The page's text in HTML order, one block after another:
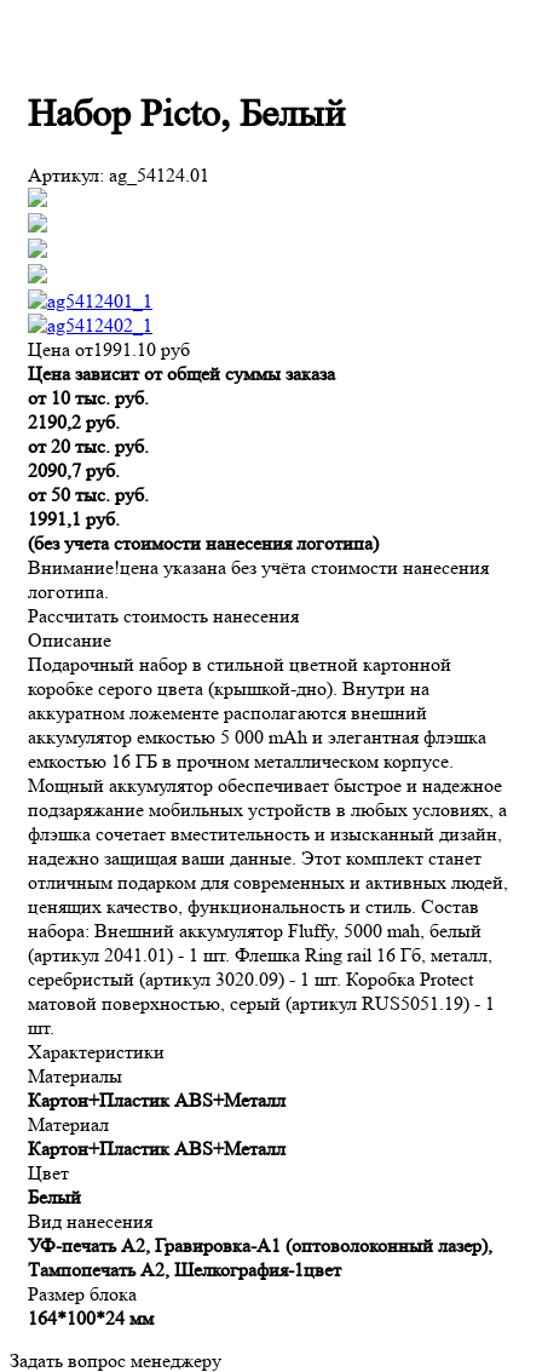
Набор Picto, Белый
Артикул: ag_54124.01
Цена от1991.10 руб
Цена зависит от общей суммы заказа
от 10 тыс. руб.
2190,2 руб.
от 20 тыс. руб.
2090,7 руб.
от 50 тыс. руб.
1991,1 руб.
(без учета стоимости нанесения логотипа)
Внимание!цена указана без учёта стоимости нанесения
логотипа.
Рассчитать стоимость нанесения
Описание
Подарочный набор в стильной цветной картонной
коробке серого цвета (крышкой-дно). Внутри на
аккуратном ложементе располагаются внешний
аккумулятор емкостью 5 000 mAh и элегантная флэшка
емкостью 16 ГБ в прочном металлическом корпусе.
Мощный аккумулятор обеспечивает быстрое и надежное
подзаряжание мобильных устройств в любых условиях, а
флэшка сочетает вместительность и изысканный дизайн,
надежно защищая ваши данные. Этот комплект станет
отличным подарком для современных и активных людей,
ценящих качество, функциональность и стиль. Состав
набора: Внешний аккумулятор Fluffy, 5000 mah, белый
(артикул 2041.01) - 1 шт. Флешка Ring rail 16 Гб, металл,
серебристый (артикул 3020.09) - 1 шт. Коробка Protect
матовой поверхностью, серый (артикул RUS5051.19) - 1
шт.
Характеристики
Материалы
Картон+Пластик ABS+Металл
Материал
Картон+Пластик ABS+Металл
Цвет
Белый
Вид нанесения
УФ-печать А2, Гравировка-А1 (оптоволоконный лазер),
Тампопечать А2, Шелкография-1цвет
Размер блока
164*100*24 мм
Задать вопрос менеджеру